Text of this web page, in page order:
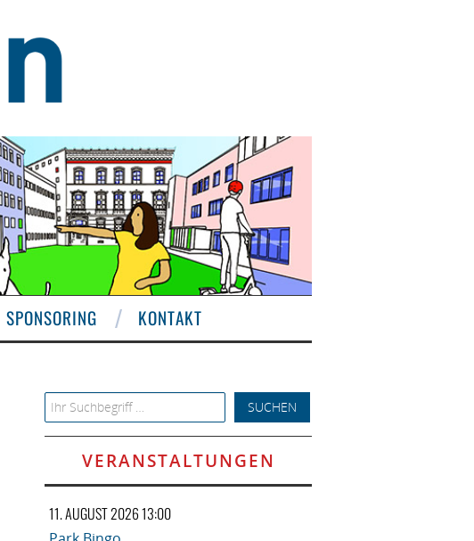
SPONSORING KONTAKT
Search for:
VERANSTALTUNGEN
11. AUGUST 2026 13:00